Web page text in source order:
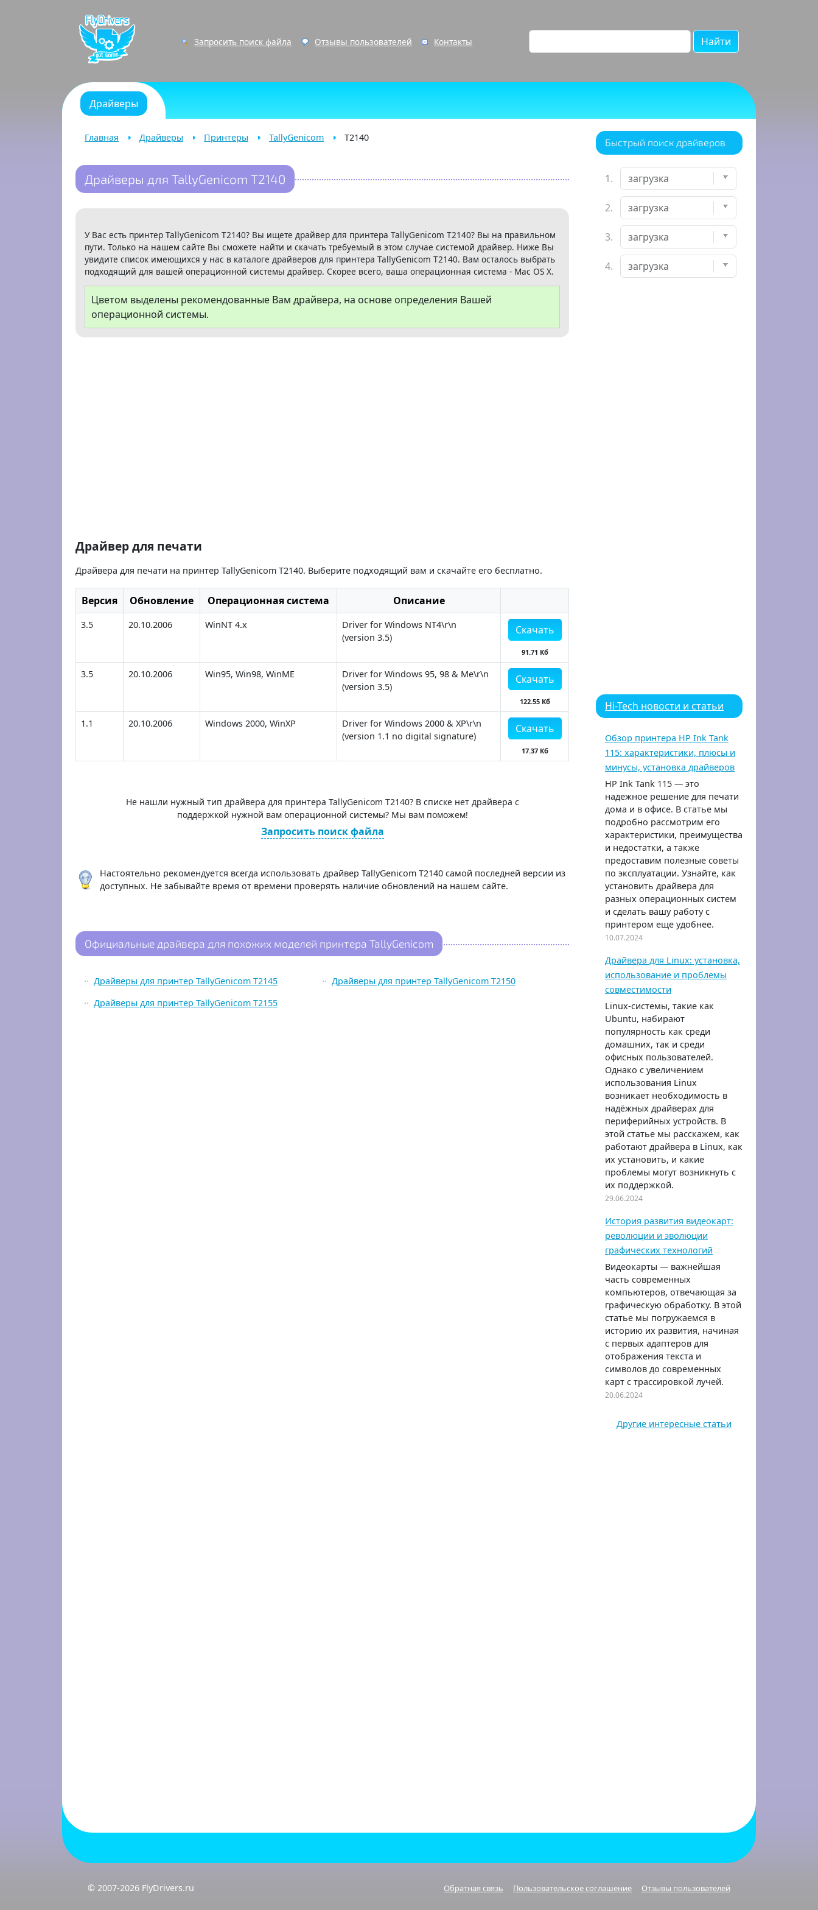
Запросить поиск файла Отзывы пользователей Контакты Найти
Драйверы
Главная Драйверы Принтеры TallyGenicom T2140
Драйверы для TallyGenicom T2140
У Вас есть принтер TallyGenicom T2140? Вы ищете драйвер для принтера TallyGenicom T2140? Вы на правильном
пути. Только на нашем сайте Вы сможете найти и скачать требуемый в этом случае системой драйвер. Ниже Вы
увидите список имеющихся у нас в каталоге драйверов для принтера TallyGenicom T2140. Вам осталось выбрать
подходящий для вашей операционной системы драйвер. Скорее всего, ваша операционная система - Mac OS X.
Цветом выделены рекомендованные Вам драйвера, на основе определения Вашей
операционной системы.
Драйвер для печати
Драйвера для печати на принтер TallyGenicom T2140. Выберите подходящий вам и скачайте его бесплатно.
Версия Обновление Операционная система Описание
3.5 20.10.2006 WinNT 4.x
Driver for Windows NT4\r\n
(version 3.5)
Скачать
91.71 Кб
3.5 20.10.2006 Win95, Win98, WinME
Driver for Windows 95, 98 & Me\r\n
(version 3.5)
Скачать
122.55 Кб
1.1 20.10.2006 Windows 2000, WinXP
Driver for Windows 2000 & XP\r\n
(version 1.1 no digital signature)
Скачать
17.37 Кб
Не нашли нужный тип драйвера для принтера TallyGenicom T2140? В списке нет драйвера с
поддержкой нужной вам операционной системы? Мы вам поможем!
Запросить поиск файла
Настоятельно рекомендуется всегда использовать драйвер TallyGenicom T2140 самой последней версии из
доступных. Не забывайте время от времени проверять наличие обновлений на нашем сайте.
Официальные драйвера для похожих моделей принтера TallyGenicom
Драйверы для принтер TallyGenicom T2145
Драйверы для принтер TallyGenicom T2150
Драйверы для принтер TallyGenicom T2155
Быстрый поиск драйверов
1.
2.
3.
4.
Hi-Tech новости и статьи
Обзор принтера HP Ink Tank
115: характеристики, плюсы и
минусы, установка драйверов
HP Ink Tank 115 — это
надежное решение для печати
дома и в офисе. В статье мы
подробно рассмотрим его
характеристики, преимущества
и недостатки, а также
предоставим полезные советы
по эксплуатации. Узнайте, как
установить драйвера для
разных операционных систем
и сделать вашу работу с
принтером еще удобнее.
10.07.2024
Драйвера для Linux: установка,
использование и проблемы
совместимости
Linux-системы, такие как
Ubuntu, набирают
популярность как среди
домашних, так и среди
офисных пользователей.
Однако с увеличением
использования Linux
возникает необходимость в
надёжных драйверах для
периферийных устройств. В
этой статье мы расскажем, как
работают драйвера в Linux, как
их установить, и какие
проблемы могут возникнуть с
их поддержкой.
29.06.2024
История развития видеокарт:
революции и эволюции
графических технологий
Видеокарты — важнейшая
часть современных
компьютеров, отвечающая за
графическую обработку. В этой
статье мы погружаемся в
историю их развития, начиная
с первых адаптеров для
отображения текста и
символов до современных
карт с трассировкой лучей.
20.06.2024
Другие интересные статьи
© 2007-2026 FlyDrivers.ru Обратная связь Пользовательское соглашение Отзывы пользователей